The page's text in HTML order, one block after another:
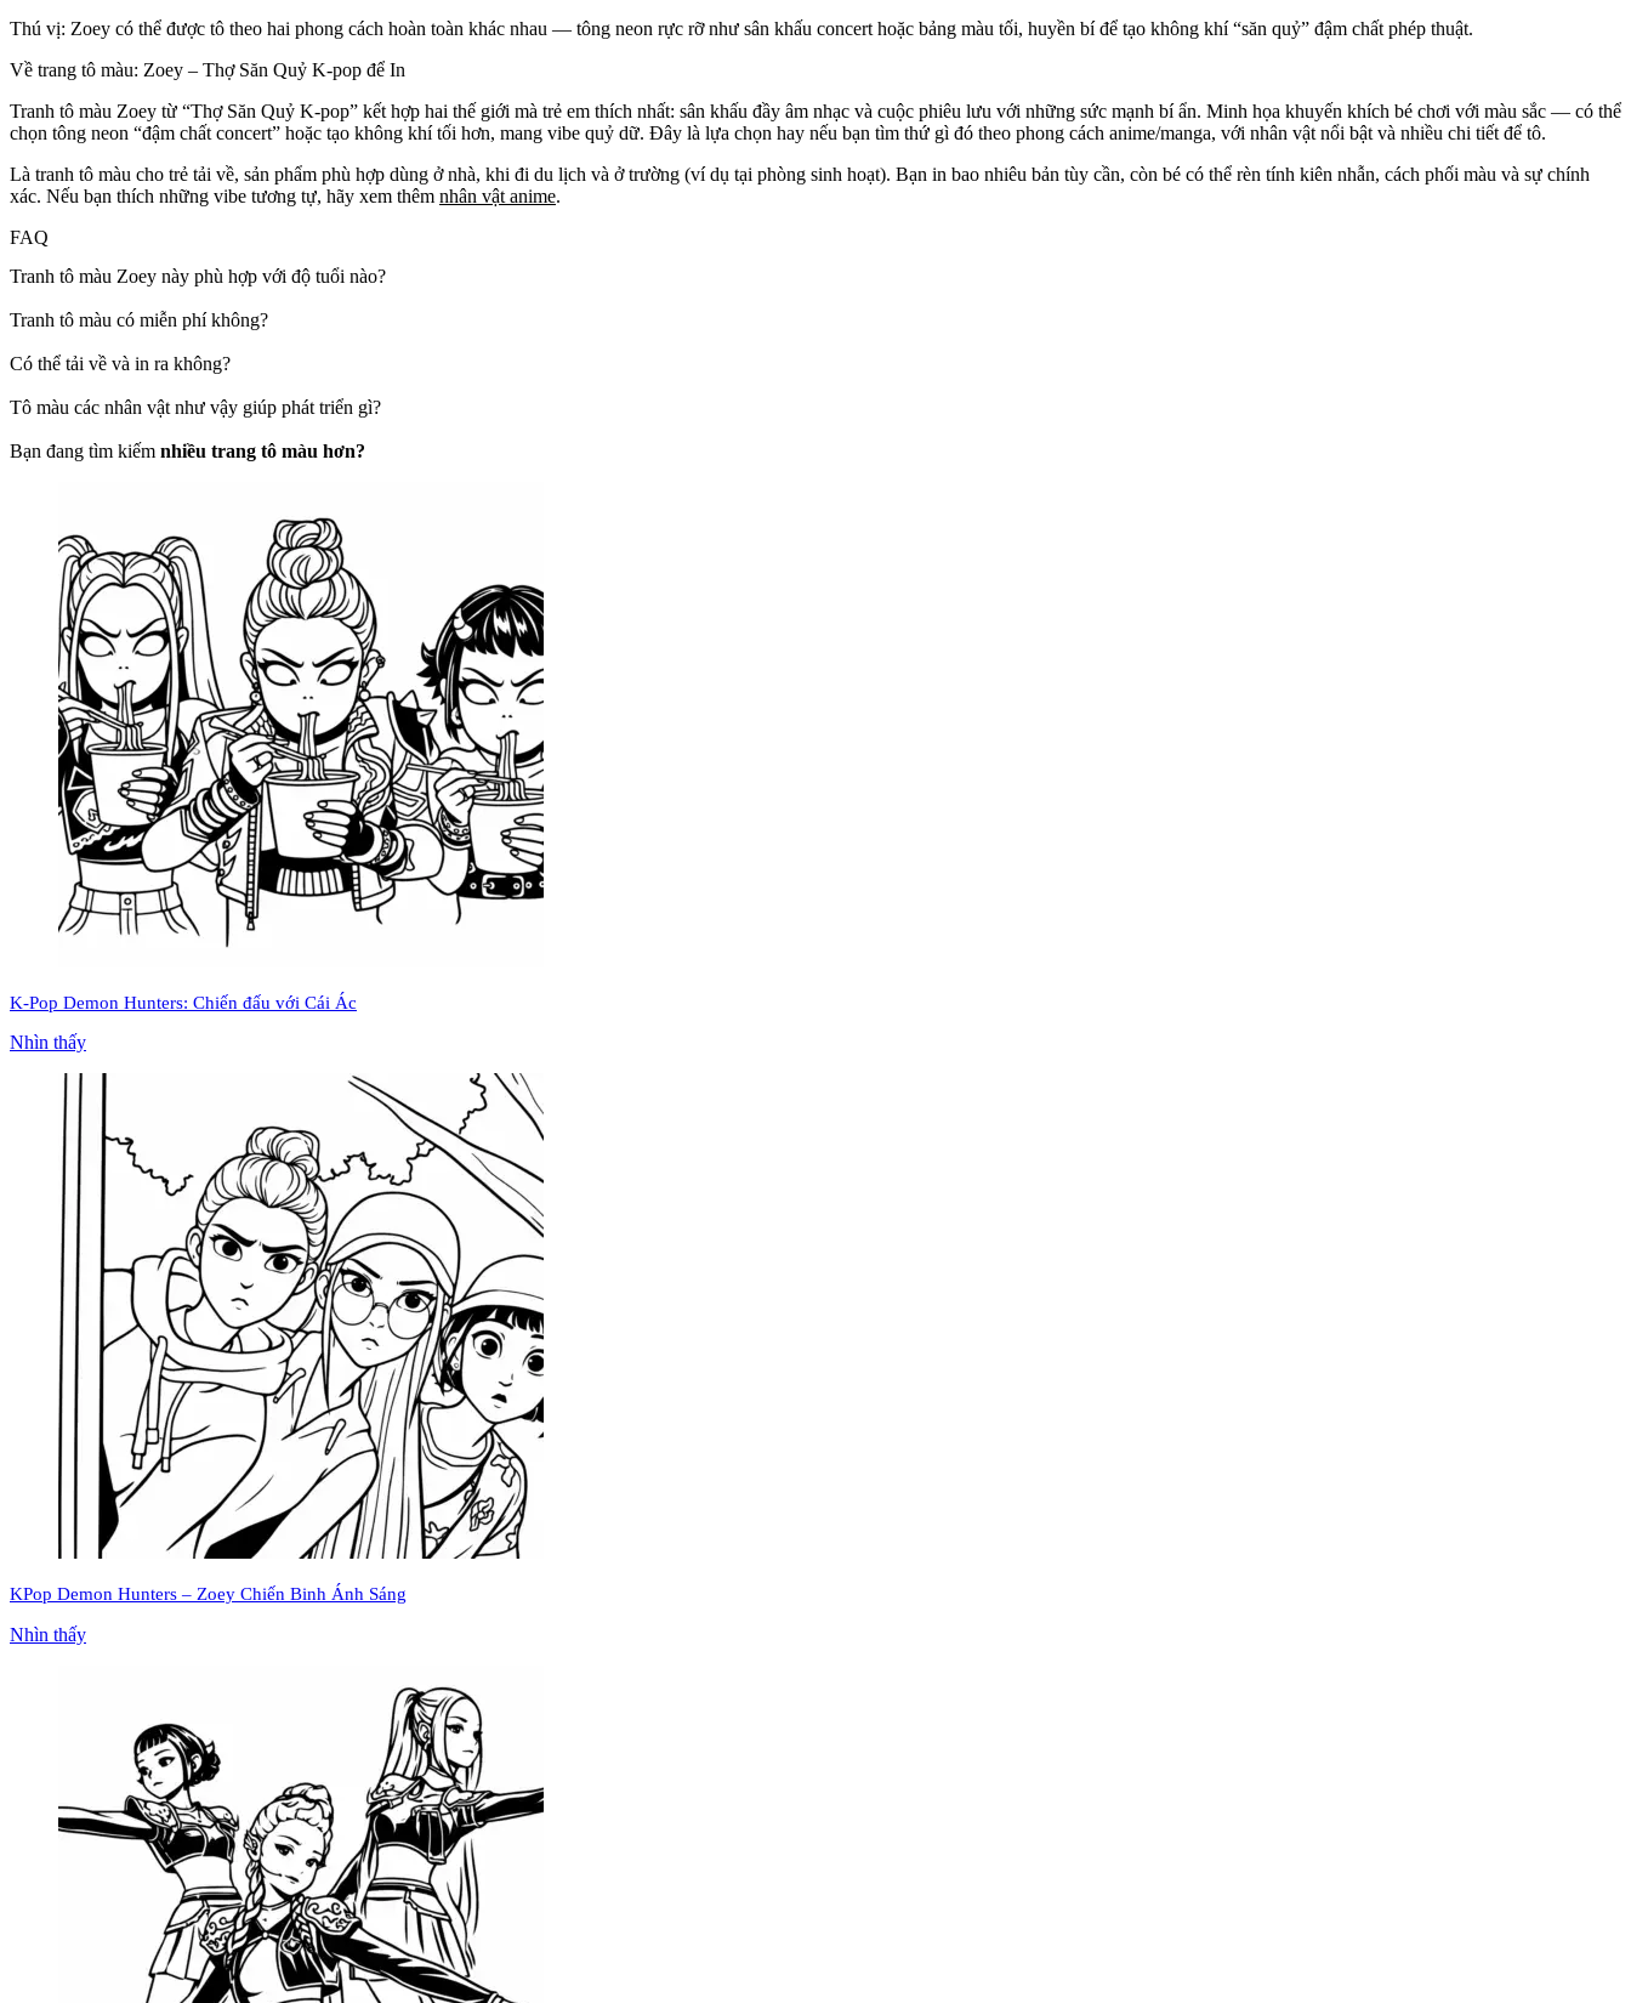
Thú vị: Zoey có thể được tô theo hai phong cách hoàn toàn khác nhau — tông neon rực rỡ như sân khấu concert hoặc bảng màu tối, huyền bí để tạo không khí “săn quỷ” đậm chất phép thuật.
Về trang tô màu: Zoey – Thợ Săn Quỷ K-pop để In
Tranh tô màu Zoey từ “Thợ Săn Quỷ K-pop” kết hợp hai thế giới mà trẻ em thích nhất: sân khấu đầy âm nhạc và cuộc phiêu lưu với những sức mạnh bí ẩn. Minh họa khuyến khích bé chơi với màu sắc — có thể
chọn tông neon “đậm chất concert” hoặc tạo không khí tối hơn, mang vibe quỷ dữ. Đây là lựa chọn hay nếu bạn tìm thứ gì đó theo phong cách anime/manga, với nhân vật nổi bật và nhiều chi tiết để tô.
Là tranh tô màu cho trẻ tải về, sản phẩm phù hợp dùng ở nhà, khi đi du lịch và ở trường (ví dụ tại phòng sinh hoạt). Bạn in bao nhiêu bản tùy cần, còn bé có thể rèn tính kiên nhẫn, cách phối màu và sự chính
xác. Nếu bạn thích những vibe tương tự, hãy xem thêm nhân vật anime.
FAQ
Tranh tô màu Zoey này phù hợp với độ tuổi nào?
Tranh tô màu có miễn phí không?
Có thể tải về và in ra không?
Tô màu các nhân vật như vậy giúp phát triển gì?
Bạn đang tìm kiếm nhiều trang tô màu hơn?
K-Pop Demon Hunters: Chiến đấu với Cái Ác
Nhìn thấy
KPop Demon Hunters – Zoey Chiến Binh Ánh Sáng
Nhìn thấy